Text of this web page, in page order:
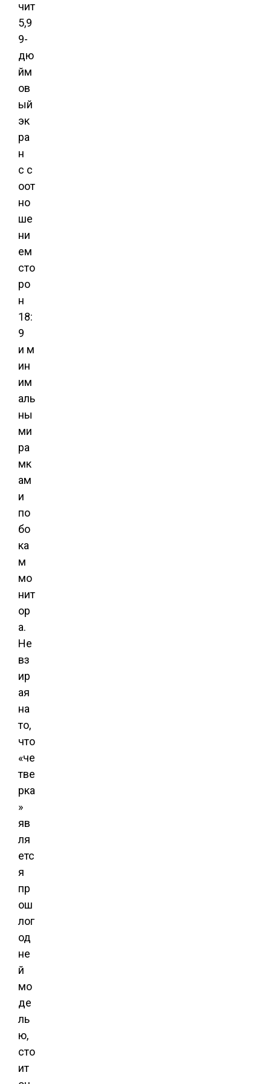
чит
5,9
9-
дю
йм
ов
ый
эк
ра
н
с с
оот
но
ше
ни
ем
сто
ро
н
18:
9
и м
ин
им
аль
ны
ми
ра
мк
ам
и
по
бо
ка
м
мо
нит
ор
а.
Не
вз
ир
ая
на
то,
что
«че
тве
рка
»
яв
ля
етс
я
пр
ош
лог
од
не
й
мо
де
ль
ю,
сто
ит